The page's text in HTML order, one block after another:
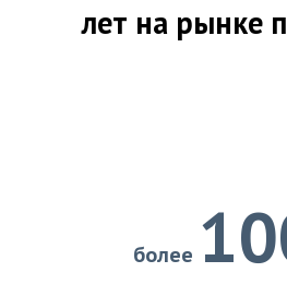
лет на рынке
более